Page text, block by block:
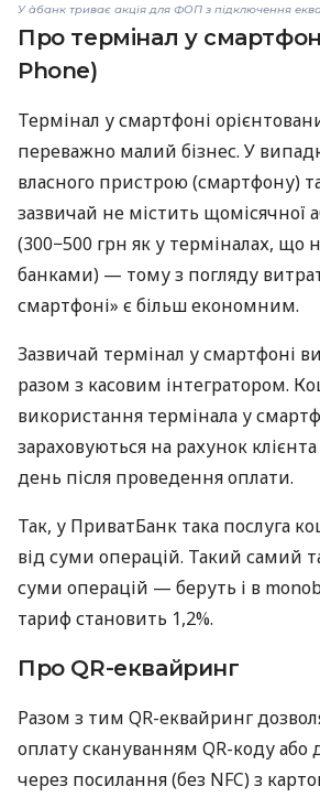
У àбанк триває акція для ФОП з підключення
Про термінал у
Phone)
Термінал у смартфоні
переважно малий бізнес. У
власного пристрою (смартфону)
зазвичай не містить щомісячної
(300−500 грн як у терміналах, що
банками) — тому з погляду
смартфоні» є більш економним.
Зазвичай термінал у смартфоні
разом з касовим інтегратором.
використання термінала у
зараховуються на рахунок
день після проведення оплати.
Так, у ПриватБанк така послуга
від суми операцій. Такий самий
суми операцій — беруть і в
тариф становить 1,2%.
Про QR-еквайринг
Разом з тим QR-еквайринг
оплату скануванням QR-коду або
через посилання (без NFC) з